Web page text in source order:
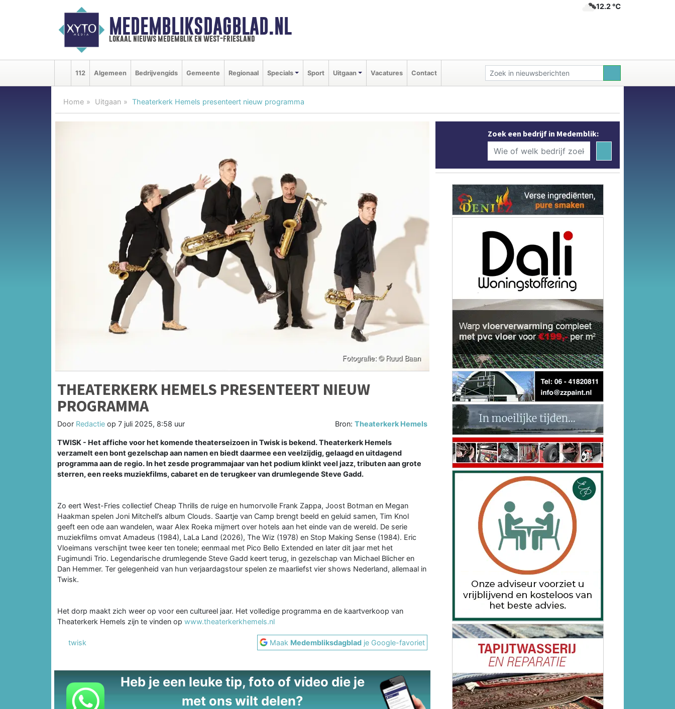
MEDEMBLIKSDAGBLAD.NL
lokaal nieuws medemblik en west-friesland
12.2 ℃
112 Algemeen Bedrijvengids Gemeente Regionaal Specials Sport Uitgaan Vacatures Contact
Home Uitgaan Theaterkerk Hemels presenteert nieuw programma
THEATERKERK HEMELS PRESENTEERT NIEUW
PROGRAMMA
Door Redactie op 7 juli 2025, 8:58 uur Bron:Theaterkerk Hemels
TWISK - Het affiche voor het komende theaterseizoen in Twisk is bekend. Theaterkerk Hemels
verzamelt een bont gezelschap aan namen en biedt daarmee een veelzijdig, gelaagd en uitdagend
programma aan de regio. In het zesde programmajaar van het podium klinkt veel jazz, tributen aan grote
sterren, een reeks muziekfilms, cabaret en de terugkeer van drumlegende Steve Gadd.
Zo eert West-Fries collectief Cheap Thrills de ruige en humorvolle Frank Zappa, Joost Botman en Megan
Haakman spelen Joni Mitchell’s album Clouds. Saartje van Camp brengt beeld en geluid samen, Tim Knol
geeft een ode aan wandelen, waar Alex Roeka mijmert over hotels aan het einde van de wereld. De serie
muziekfilms omvat Amadeus (1984), LaLa Land (2026), The Wiz (1978) en Stop Making Sense (1984). Eric
Vloeimans verschijnt twee keer ten tonele; eenmaal met Pico Bello Extended en later dit jaar met het
Fugimundi Trio. Legendarische drumlegende Steve Gadd keert terug, in gezelschap van Michael Blicher en
Dan Hemmer. Ter gelegenheid van hun verjaardagstour spelen ze maarliefst vier shows Nederland, allemaal in
Twisk.
Het dorp maakt zich weer op voor een cultureel jaar. Het volledige programma en de kaartverkoop van
Theaterkerk Hemels zijn te vinden op www.theaterkerkhemels.nl
twisk Maak Medembliksdagblad je Google-favoriet
Heb je een leuke tip, foto of video die je
met ons wilt delen?
Zoek een bedrijf in Medemblik: